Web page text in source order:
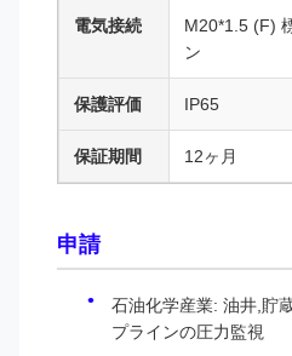
電気接続
M20*1.5 (F)
ン
保護評価 IP65
保証期間 12ヶ月
申請
石油化学産業: 油井,貯
プラインの圧力監視